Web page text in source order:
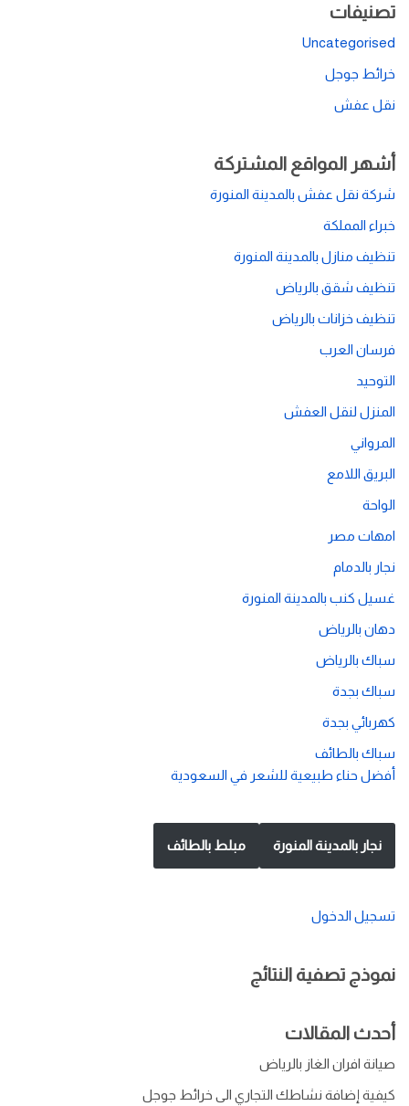
تصنيفات
Uncategorised
خرائط جوجل
نقل عفش
أشهر المواقع المشتركة
شركة نقل عفش بالمدينة المنورة
خبراء المملكة
تنظيف منازل بالمدينة المنورة
تنظيف شقق بالرياض
تنظيف خزانات بالرياض
فرسان العرب
التوحيد
المنزل لنقل العفش
المرواني
البريق اللامع
الواحة
امهات مصر
نجار بالدمام
غسيل كنب بالمدينة المنورة
دهان بالرياض
سباك بالرياض
سباك بجدة
كهربائي بجدة
سباك بالطائف
أفضل حناء طبيعية للشعر في السعودية
نجار بالمدينة المنورة مبلط بالطائف
تسجيل الدخول
نموذج تصفية النتائج
أحدث المقالات
صيانة افران الغاز بالرياض
كيفية إضافة نشاطك التجاري الى خرائط جوجل